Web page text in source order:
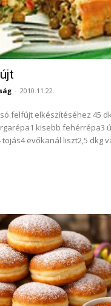
- 2010.11.22.
felfújt elkészítéséhez 45
kisebb fehérrépa3
evőkanál liszt2,5 dkg